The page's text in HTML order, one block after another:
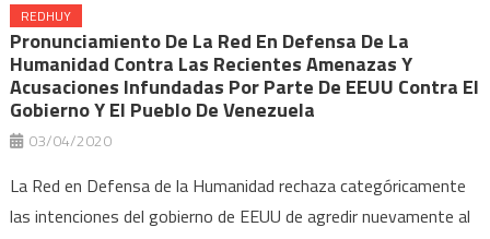
REDHUY
Pronunciamiento De La Red En Defensa De La
Humanidad Contra Las Recientes Amenazas Y
Acusaciones Infundadas Por Parte De EEUU Contra El
Gobierno Y El Pueblo De Venezuela
03/04/2020
La Red en Defensa de la Humanidad rechaza categóricamente
las intenciones del gobierno de EEUU de agredir nuevamente al